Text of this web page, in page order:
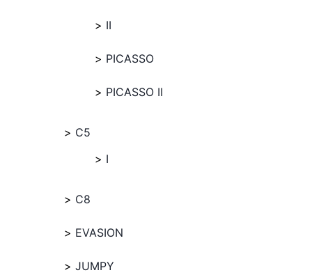
II
PICASSO
PICASSO II
C5
I
C8
EVASION
JUMPY